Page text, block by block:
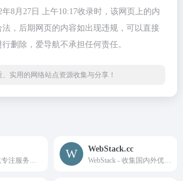
年8月27日 上午10:17收录时，该网页上的内
，后期网页的内容如出现违规，可以直接
删除，爱导航不承担任何责任。
实用的网络站点资源收集与分享！
WebStack.cc